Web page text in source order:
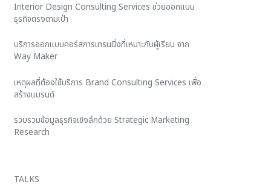
Interior Design Consulting Services ช่วยออกแบบ
ธุรกิจตรงตามเป้า
บริการออกแบบคอร์สการเทรนนิ่งที่เหมาะกับผู้เรียน จาก
Way Maker
เหตุผลที่ต้องใช้บริการ Brand Consulting Services เพื่อ
สร้างแบรนด์
รวบรวมข้อมูลธุรกิจเชิงลึกด้วย Strategic Marketing
Research
TALKS